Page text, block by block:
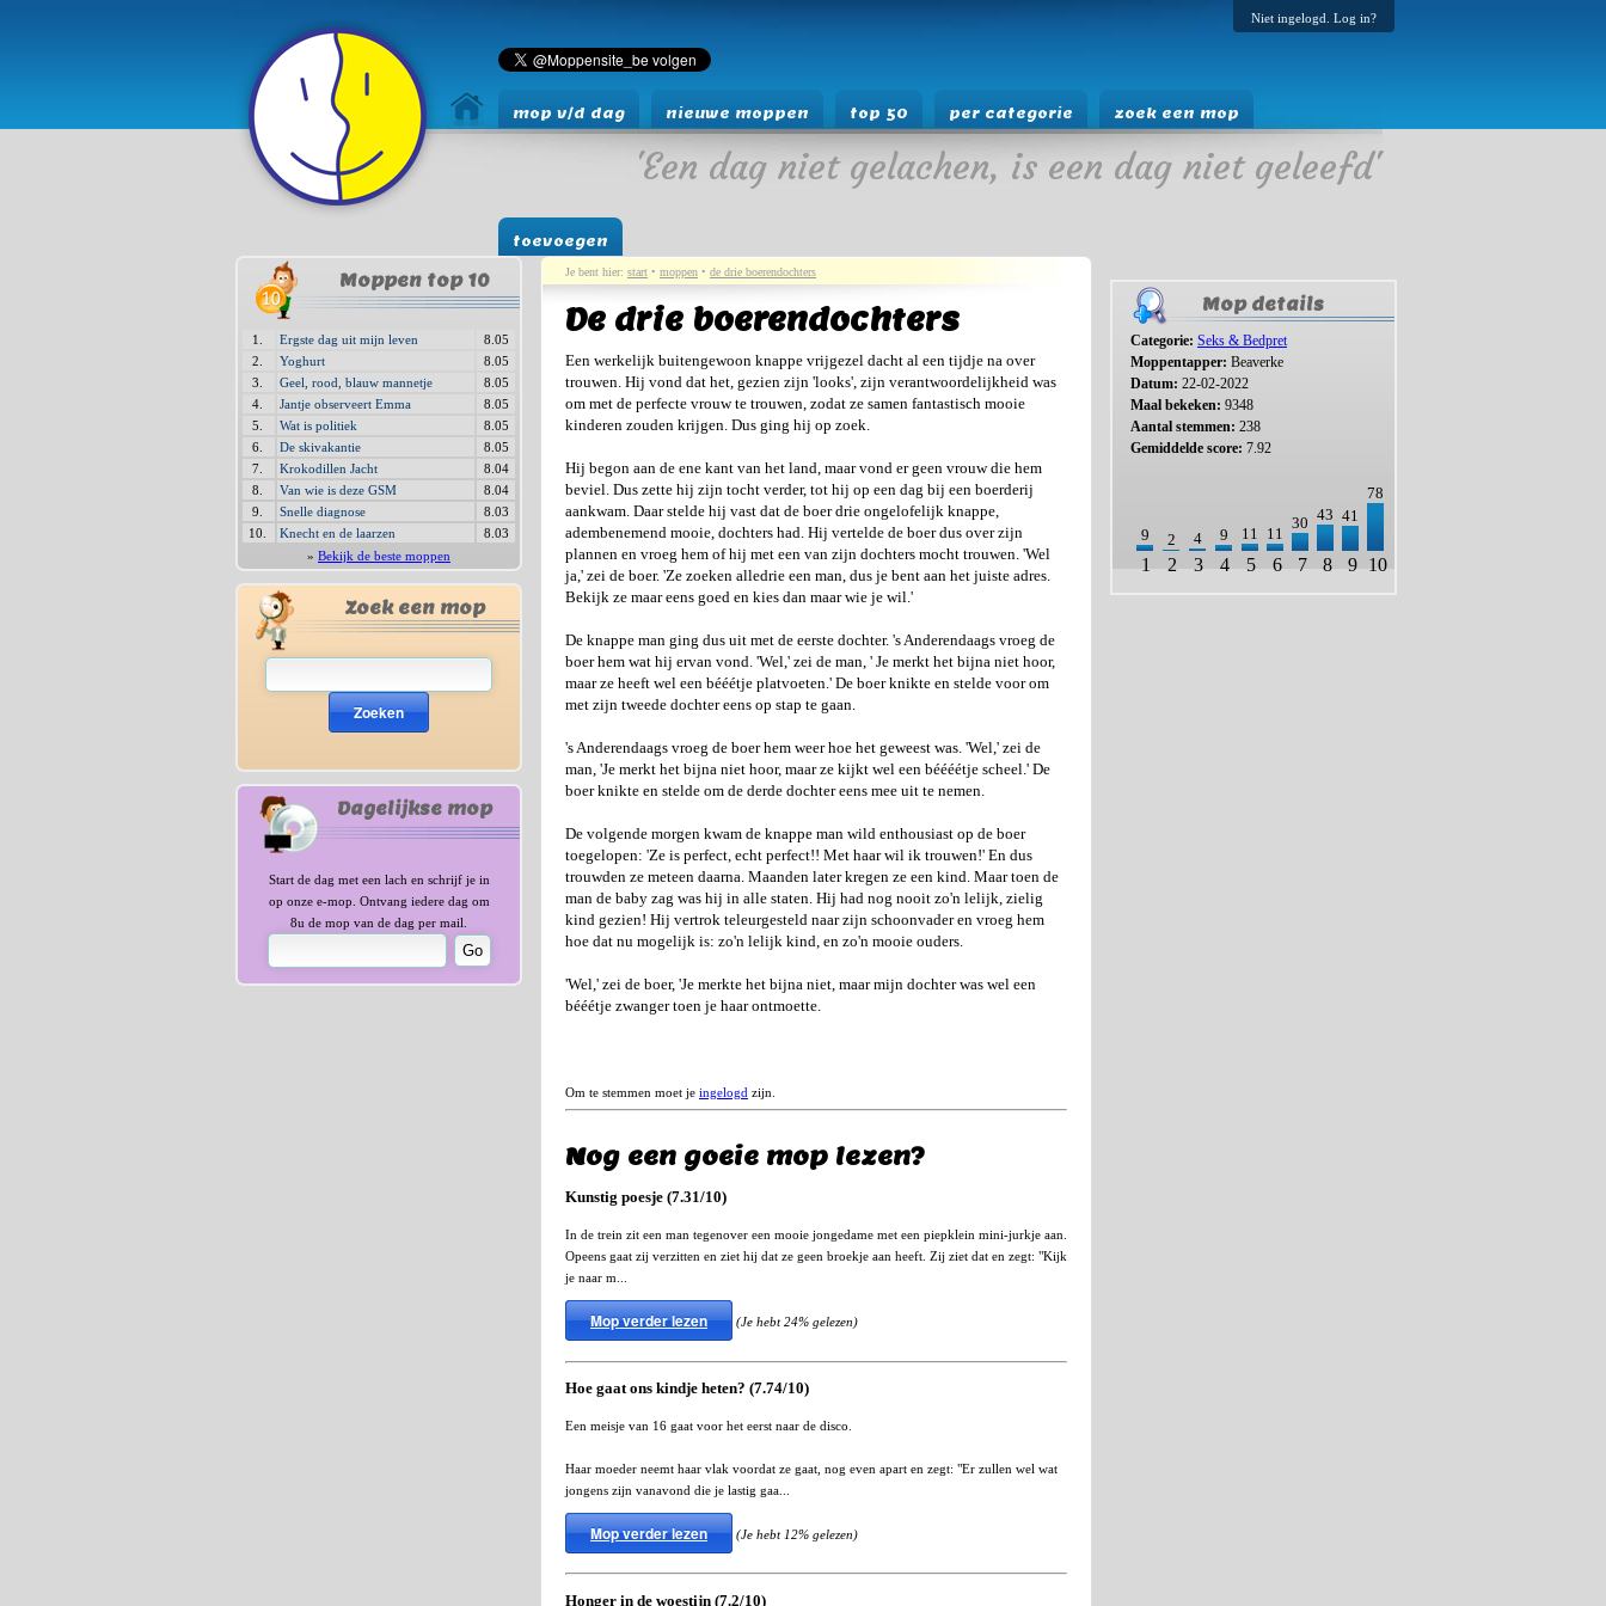
Niet ingelogd. Log in?
mop v/d dag nieuwe moppen top 50 per categorie zoek een mop
toevoegen
'Een dag niet gelachen, is een dag niet geleefd'
Moppen top 10
1. Ergste dag uit mijn leven
8.05
2.
Yoghurt
8.05
3.
Geel, rood, blauw mannetje
8.05
4.
Jantje observeert Emma
8.05
5.
Wat is politiek
8.05
6.
De skivakantie
8.05
7.
Krokodillen Jacht
8.04
8.
Van wie is deze GSM
8.04
9.
Snelle diagnose
8.03
10.
Knecht en de laarzen
8.03
» Bekijk de beste moppen
Zoek een mop
Zoeken
Dagelijkse mop
Start de dag met een lach en schrijf je in
op onze e-mop. Ontvang iedere dag om
8u de mop van de dag per mail.
Je bent hier: start • moppen • de drie boerendochters
De drie boerendochters
Een werkelijk buitengewoon knappe vrijgezel dacht al een tijdje na over
trouwen. Hij vond dat het, gezien zijn 'looks', zijn verantwoordelijkheid was
om met de perfecte vrouw te trouwen, zodat ze samen fantastisch mooie
kinderen zouden krijgen. Dus ging hij op zoek.
Hij begon aan de ene kant van het land, maar vond er geen vrouw die hem
beviel. Dus zette hij zijn tocht verder, tot hij op een dag bij een boerderij
aankwam. Daar stelde hij vast dat de boer drie ongelofelijk knappe,
adembenemend mooie, dochters had. Hij vertelde de boer dus over zijn
plannen en vroeg hem of hij met een van zijn dochters mocht trouwen. 'Wel
ja,' zei de boer. 'Ze zoeken alledrie een man, dus je bent aan het juiste adres.
Bekijk ze maar eens goed en kies dan maar wie je wil.'
De knappe man ging dus uit met de eerste dochter. 's Anderendaags vroeg de
boer hem wat hij ervan vond. 'Wel,' zei de man, ' Je merkt het bijna niet hoor,
maar ze heeft wel een bééétje platvoeten.' De boer knikte en stelde voor om
met zijn tweede dochter eens op stap te gaan.
's Anderendaags vroeg de boer hem weer hoe het geweest was. 'Wel,' zei de
man, 'Je merkt het bijna niet hoor, maar ze kijkt wel een béééétje scheel.' De
boer knikte en stelde om de derde dochter eens mee uit te nemen.
De volgende morgen kwam de knappe man wild enthousiast op de boer
toegelopen: 'Ze is perfect, echt perfect!! Met haar wil ik trouwen!' En dus
trouwden ze meteen daarna. Maanden later kregen ze een kind. Maar toen de
man de baby zag was hij in alle staten. Hij had nog nooit zo'n lelijk, zielig
kind gezien! Hij vertrok teleurgesteld naar zijn schoonvader en vroeg hem
hoe dat nu mogelijk is: zo'n lelijk kind, en zo'n mooie ouders.
'Wel,' zei de boer, 'Je merkte het bijna niet, maar mijn dochter was wel een
bééétje zwanger toen je haar ontmoette.
Om te stemmen moet je ingelogd zijn.
Nog een goeie mop lezen?
Kunstig poesje (7.31/10)
In de trein zit een man tegenover een mooie jongedame met een piepklein mini-jurkje aan.
Opeens gaat zij verzitten en ziet hij dat ze geen broekje aan heeft. Zij ziet dat en zegt: "Kijk
je naar m...
Mop verder lezen (Je hebt 24% gelezen)
Hoe gaat ons kindje heten? (7.74/10)
Een meisje van 16 gaat voor het eerst naar de disco.
Haar moeder neemt haar vlak voordat ze gaat, nog even apart en zegt: "Er zullen wel wat
jongens zijn vanavond die je lastig gaa...
Mop verder lezen (Je hebt 12% gelezen)
Honger in de woestijn (7.2/10)
Mop details
Categorie: Seks & Bedpret
Moppentapper: Beaverke
Datum: 22-02-2022
Maal bekeken: 9348
Aantal stemmen: 238
Gemiddelde score: 7.92
9 2 4 9 11 11
30 43 41
78
1 2 3 4 5 6 7 8 9 10